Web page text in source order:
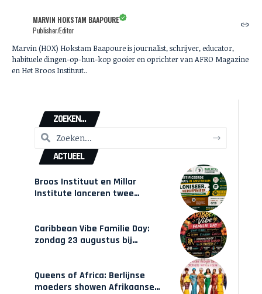
MARVIN HOKSTAM BAAPOURE
Publisher/Editor
Marvin (HOX) Hokstam Baapoure is journalist, schrijver, educator,
habituele dingen-op-hun-kop gooier en oprichter van AFRO Magazine
en Het Broos Instituut..
ZOEKEN...
ACTUEEL
Broos Instituut en Millar
Institute lanceren twee
Caribbean Vibe Familie Day:
zondag 23 augustus bij
Queens of Africa: Berlijnse
moeders showen Afrikaanse